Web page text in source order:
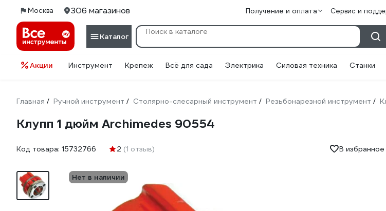
Москва 306 магазинов Получение и оплата Сервис и
Каталог
Акции Инструмент Крепеж Всё для сада Электрика Силовая техника Станки
Главная / Ручной инструмент / Столярно-слесарный инструмент / Резьбонарезной инструмент /
Клупп 1 дюйм Archimedes 90554
Код товара: 15732766 2 (1 отзыв) В избранное
Нет в наличии